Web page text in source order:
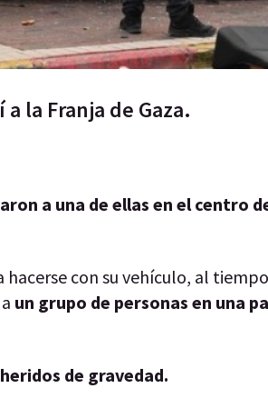
la Franja de Gaza.
a una de ellas en el centro
hacerse con su vehículo, al
un grupo de personas en una
de gravedad.